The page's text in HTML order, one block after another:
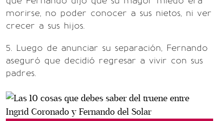
morirse, no poder conocer a sus nietos, ni ver
crecer a sus hijos.
5. Luego de anunciar su separación, Fernando
aseguró que decidió regresar a vivir con sus
padres.